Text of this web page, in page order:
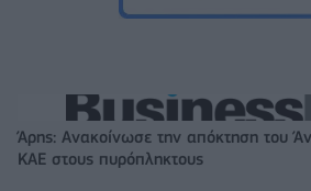
Άρης: Ανακοίνωσε την απόκτηση του
ΚΑΕ στους πυρόπληκτους